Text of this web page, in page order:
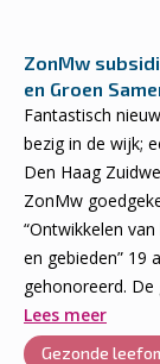
ZonMw
en Groen
Fantastisch
bezig in de wijk;
Den Haag
ZonMw
“Ontwikkelen
en gebieden” 19
gehonoreerd.
Lees meer
Gezonde